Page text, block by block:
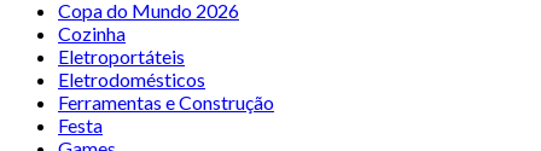
Copa do Mundo 2026
Cozinha
Eletroportáteis
Eletrodomésticos
Ferramentas e Construção
Festa